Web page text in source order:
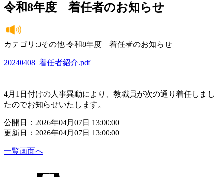
令和8年度 着任者のお知らせ
カテゴリ:3その他 令和8年度 着任者のお知らせ
20240408_着任者紹介.pdf
4月1日付けの人事異動により、教職員が次の通り着任しまし
たのでお知らせいたします。
公開日：2026年04月07日 13:00:00
更新日：2026年04月07日 13:00:00
一覧画面へ